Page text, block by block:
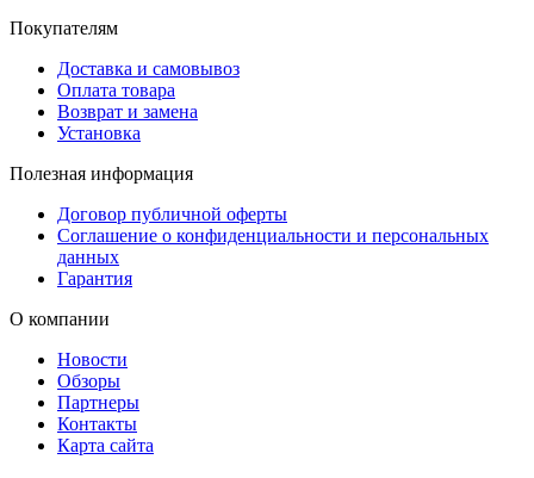
Покупателям
Доставка и самовывоз
Оплата товара
Возврат и замена
Установка
Полезная информация
Договор публичной оферты
Соглашение о конфиденциальности и персональных
данных
Гарантия
О компании
Новости
Обзоры
Партнеры
Контакты
Карта сайта